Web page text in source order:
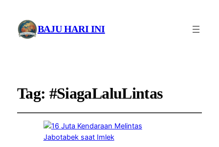
BAJU HARI INI
Tag: #SiagaLaluLintas